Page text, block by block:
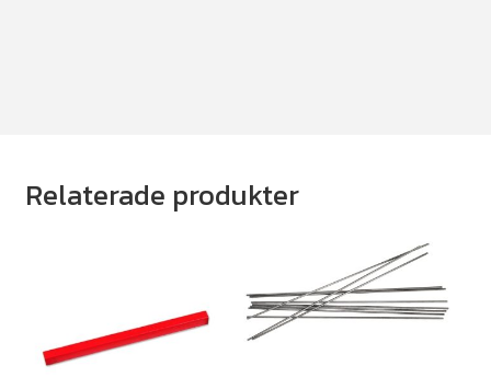
Relaterade produkter